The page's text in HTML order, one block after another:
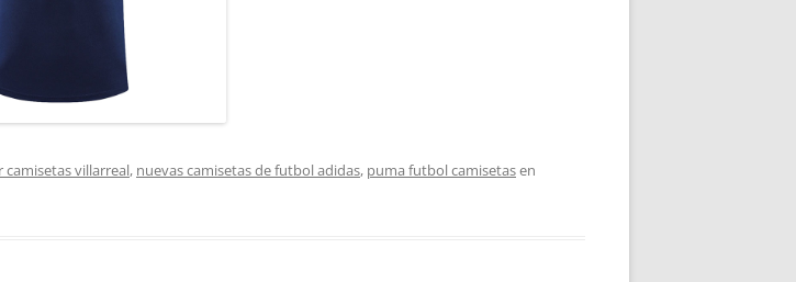
camisetas villarreal, nuevas camisetas de futbol adidas, puma futbol camisetasen